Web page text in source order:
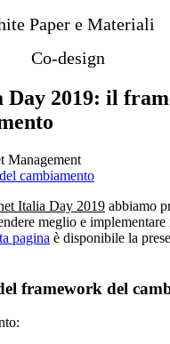
Paper e Materiali
Co-design
2019: il
cambiamento
Italia Day 2019 abbiamo
meglio e
pagina è disponibile la
framework del